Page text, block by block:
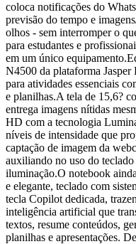
coloca notificações do
previsão do tempo e
olhos - sem interromper o
para estudantes e
em um único
N4500 da plataforma
para atividades essenciais
e planilhas.A tela de 15,6?
entrega imagens nítidas
HD com a tecnologia
níveis de intensidade que
captação de imagem da
auxiliando no uso do
iluminação.O notebook
e elegante, teclado com
tecla Copilot dedicada,
inteligência artificial que
textos, resume conteúdos,
planilhas e apresentações.